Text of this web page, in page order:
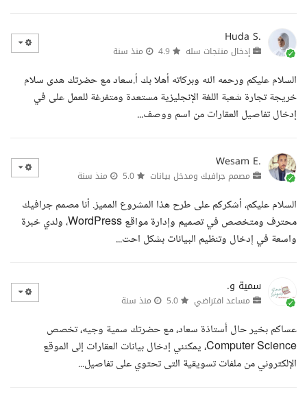
Huda S.
إدخال منتجات سله منذ سنة
السلام عليكم ورحمه الله وبركاته أهلا بك أ.سعاد مع حضرتك هدى سلام
خريجة تجارة شعبة اللغة الإنجليزية مستعدة ومتفرغة للعمل على في
إدخال تفاصيل العقارات من اسم ووصف...
Wesam E.
مصمم جرافيك ومدخل بيانات منذ سنة
السلام عليكم، أشكركم على طرح هذا المشروع المميز. أنا مصمم جرافيك
محترف ومتخصص في تصميم وإدارة مواقع WordPress، ولدي خبرة
واسعة في إدخال وتنظيم البيانات بشكل احت...
سمية و.
مساعد افتراضي منذ سنة
عساكم بخير حال أستاذة سعاد، مع حضرتك سمية وجيه، تخصص
Computer Science، يمكنني إدخال بيانات العقارات إلى الموقع
الإلكتروني من ملفات تسويقية التى تحتوي على تفاصيل...